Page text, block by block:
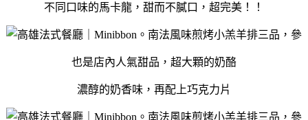
不同口味的馬卡龍，甜而不膩口，超完美！！
也是店內人氣甜品，超大顆的奶酪
濃醇的奶香味，再配上巧克力片